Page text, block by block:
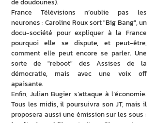
de doudounes).
France Télévisions n’oublie pas les
neurones : Caroline Roux sort "Big Bang", un
docu-société pour expliquer à la France
pourquoi elle se dispute, et peut-être,
comment elle peut encore se parler. Une
sorte de "reboot" des Assises de la
démocratie, mais avec une voix off
apaisante.
Enfin, Julian Bugier s’attaque à l’économie.
Tous les midis, il poursuivra son JT, mais il
proposera aussi une émission sur les sous :